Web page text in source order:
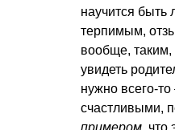
научится быть
терпимым,
вообще, таким,
увидеть
нужно всего-
счастливыми,
примером, что